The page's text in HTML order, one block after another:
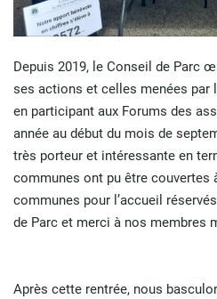
Depuis 2019, le Conseil de Parc
ses actions et celles menées par
en participant aux Forums des
année au début du mois de
très porteur et intéressante en
communes ont pu être couvertes
communes pour l’accueil
de Parc et merci à nos membres
Après cette rentrée, nous